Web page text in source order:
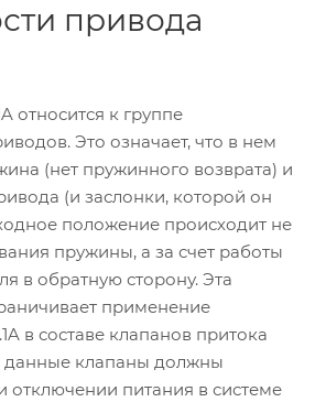
привода
относится к группе
Это означает, что в нем
(нет пружинного возврата) и
(и заслонки, которой он
положение происходит не
пружины, а за счет работы
в обратную сторону. Эта
применение
в составе клапанов притока
данные клапаны должны
отключении питания в системе